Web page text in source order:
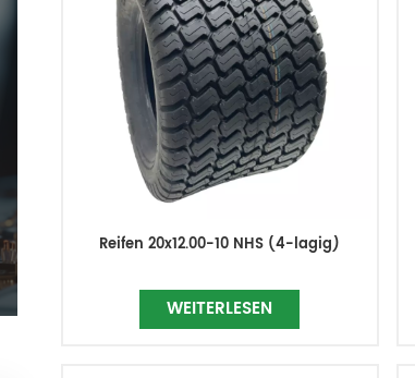
Reifen 20x12.00-10 NHS (4-lagig)
WEITERLESEN